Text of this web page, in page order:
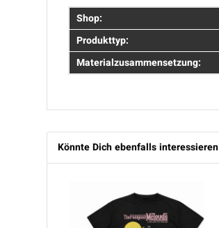
Shop:
Produkttyp:
Materialzusammensetzung:
Könnte Dich ebenfalls interessieren